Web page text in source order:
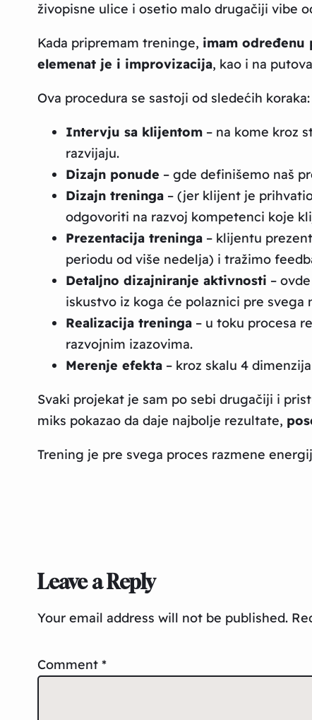
živopisne ulice i osetio malo drugačiji vibe
Kada pripremam treninge, imam određenu
elemenat je i improvizacija, kao i na
Ova procedura se sastoji od sledećih koraka:
Intervju sa klijentom– na kome kroz
razvijaju.
Dizajn ponude – gde definišemo naš
Dizajn treninga– (jer klijent je
odgovoriti na razvoj kompetenci koje
Prezentacija treninga– klijentu
periodu od više nedelja) i tražimo
Detaljno dizajniranje aktivnosti –
iskustvo iz koga će polaznici pre
Realizacija treninga– u toku procesa
razvojnim izazovima.
Merenje efekta– kroz skalu 4
Svaki projekat je sam po sebi drugačiji i
miks pokazao da daje najbolje rezultate,
Trening je pre svega proces razmene
Leave a Reply
Your email address will not be published.
Comment *